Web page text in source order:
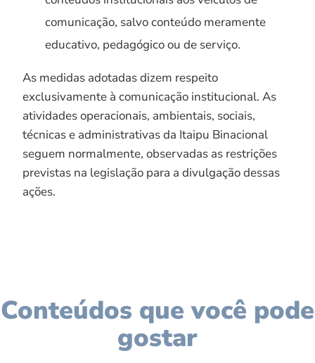
comunicação, salvo conteúdo meramente
educativo, pedagógico ou de serviço.
As medidas adotadas dizem respeito
exclusivamente à comunicação institucional. As
atividades operacionais, ambientais, sociais,
técnicas e administrativas da Itaipu Binacional
seguem normalmente, observadas as restrições
previstas na legislação para a divulgação dessas
ações.
Conteúdos que você pode
gostar